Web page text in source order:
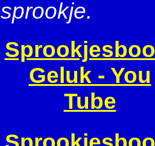
sprookje.
Geluk - You
Tube